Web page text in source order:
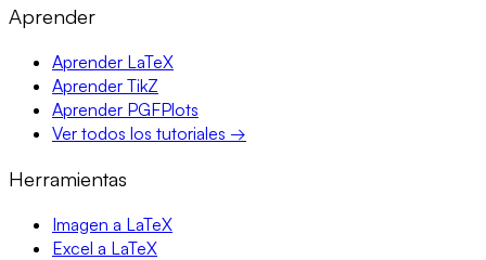
Aprender
Aprender LaTeX
Aprender TikZ
Aprender PGFPlots
Ver todos los tutoriales →
Herramientas
Imagen a LaTeX
Excel a LaTeX